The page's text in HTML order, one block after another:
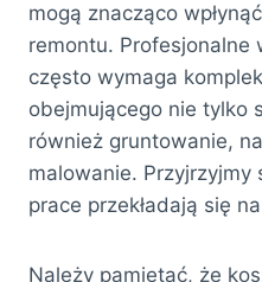
mogą znacząco
remontu. Profesjonalne
często wymaga
obejmującego nie tylko
również gruntowanie,
malowanie.
prace przekładają się
Należy pamiętać, że